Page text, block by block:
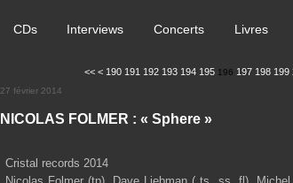
CDs Interviews Concerts Livres
<< < 100
110
120
130
140
150
160
170
180
190 191 192 193 194 195 196 197 198 199
27 février 2014
NICOLAS FOLMER : « Sphere »
Cristal records 2014